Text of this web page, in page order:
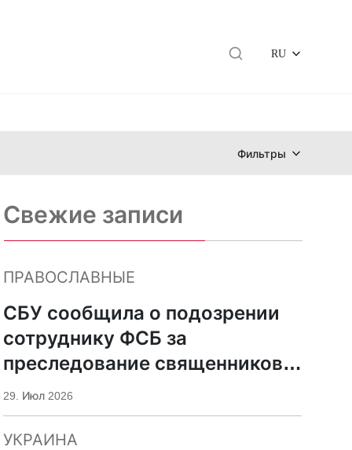
RU
Фильтры
Свежие записи
ПРАВОСЛАВНЫЕ
СБУ сообщила о подозрении
сотруднику ФСБ за
преследование священников
ПЦУ
29. Июл 2026
УКРАИНА